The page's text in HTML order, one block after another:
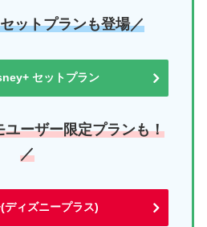
ットプランも登場／
セットプラン
ユーザー限定プランも！
／
ィズニープラス)